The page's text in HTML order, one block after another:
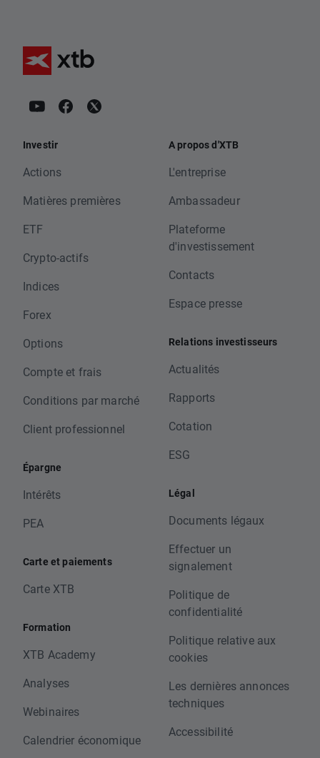
Investir
Actions
Matières premières
ETF
Crypto-actifs
Indices
Forex
Options
Compte et frais
Conditions par marché
Client professionnel
Épargne
Intérêts
PEA
Carte et paiements
Carte XTB
Formation
XTB Academy
Analyses
Webinaires
Calendrier économique
A propos d'XTB
L'entreprise
Ambassadeur
Plateforme
d'investissement
Contacts
Espace presse
Relations investisseurs
Actualités
Rapports
Cotation
ESG
Légal
Documents légaux
Effectuer un
signalement
Politique de
confidentialité
Politique relative aux
cookies
Les dernières annonces
techniques
Accessibilité